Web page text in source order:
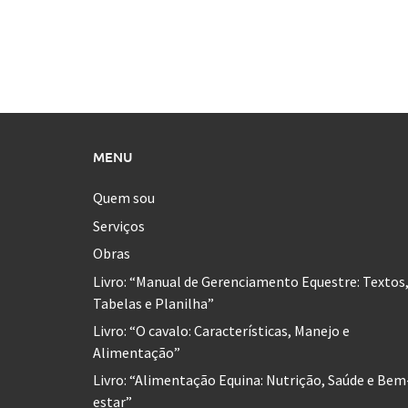
MENU
Quem sou
Serviços
Obras
Livro: “Manual de Gerenciamento Equestre: Textos,
Tabelas e Planilha”
Livro: “O cavalo: Características, Manejo e
Alimentação”
Livro: “Alimentação Equina: Nutrição, Saúde e
estar”